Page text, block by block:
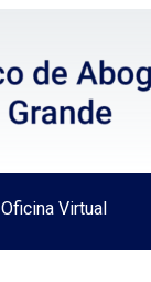
Oficina Virtual